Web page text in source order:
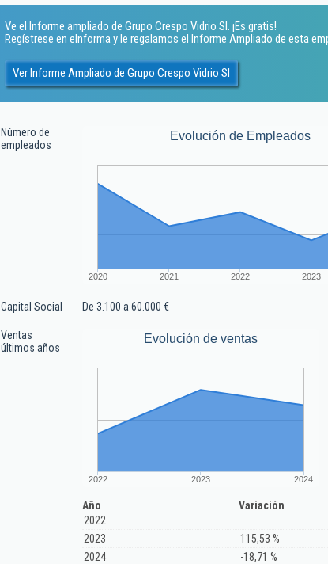
Ve el Informe ampliado de Grupo Crespo Vidrio Sl. ¡Es gratis!
Regístrese en eInforma y le regalamos el Informe Ampliado de esta
Ver Informe Ampliado de Grupo Crespo Vidrio Sl
Número de
empleados
Evolución de Empleados
2020 2021 2022 2023
Capital Social De 3.100 a 60.000 €
Ventas
últimos años
Evolución de ventas
2022 2023 2024
Año
Variación
2022
2023
115,53 %
2024
-18,71 %